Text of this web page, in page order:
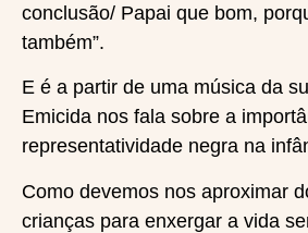
conclusão/ Papai que bom,
também”.
E é a partir de uma música da
Emicida nos fala sobre a
representatividade negra na
Como devemos nos aproximar
crianças para enxergar a vida